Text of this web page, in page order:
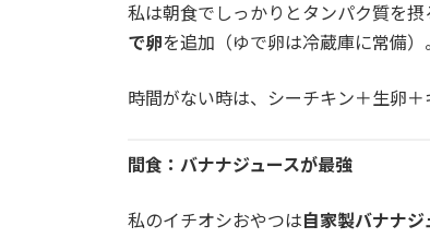
私は朝食でしっかりとタンパク質を
で卵を追加（ゆで卵は冷蔵庫に常備
時間がない時は、シーチキン＋生卵
間食：バナナジュースが最強
私のイチオシおやつは自家製バナナジ